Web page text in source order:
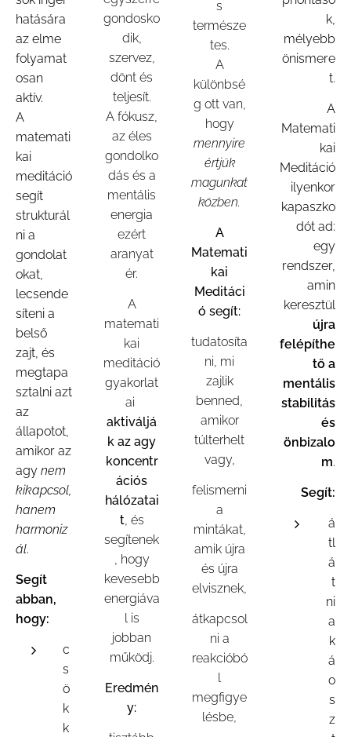
hatására
az elme
folyamat
osan
aktív.
A
matemati
kai
meditáció
segít
strukturál
ni a
gondolat
okat,
lecsende
síteni a
belső
zajt, és
megtapa
sztalni azt
az
állapotot,
amikor az
agy nem
kikapcsol,
hanem
harmoniz
ál.
Segít
abban,
hogy:
c
s
ö
k
k
gondosko
dik,
szervez,
dönt és
teljesít.
A fókusz,
az éles
gondolko
dás és a
mentális
energia
ezért
aranyat
ér.
A
matemati
kai
meditáció
gyakorlat
ai
aktiváljá
k az agy
koncentr
ációs
hálózatai
t, és
segítenek
, hogy
kevesebb
energiáva
l is
jobban
működj.
Eredmén
y:
s
természe
tes.
A
különbsé
g ott van,
hogy
mennyire
értjük
magunkat
közben.
A
Matemati
kai
Meditáci
ó segít:
tudatosíta
ni, mi
zajlik
benned,
amikor
túlterhelt
vagy,
felismerni
a
mintákat,
amik újra
és újra
elvisznek,
átkapcsol
ni a
reakcióbó
l
megfigye
lésbe,
k,
mélyebb
önismere
t.
A
Matemati
kai
Meditáció
ilyenkor
kapaszko
dót ad:
egy
rendszer,
amin
keresztül
újra
felépíthe
tő a
mentális
stabilitás
és
önbizalo
m.
Segít:
á
tl
á
t
ni
a
k
á
o
s
z